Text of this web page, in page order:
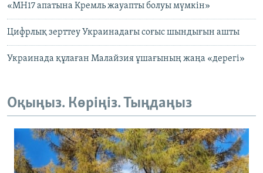
«МН17 апатына Кремль жауапты болуы мүмкін»
Цифрлық зерттеу Украинадағы соғыс шындығын ашты
Украинада құлаған Малайзия ұшағының жаңа «дерегі»
Оқыңыз. Көріңіз. Тыңдаңыз